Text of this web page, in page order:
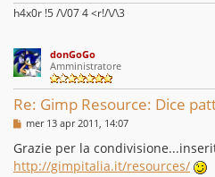
o
h4x0r !5 /\/07 4 <r!/\/\3
donGoGo
Amministratore
Re: Gimp Resource: Dice
M
s
s
a
mer 13 apr 2011, 14:07
Grazie per la
http://gimpitalia.it/resources/